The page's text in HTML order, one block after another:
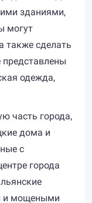
зданиями,
могут
также сделать
представлены
одежда,
часть города,
дома и
с
города
и мощеными